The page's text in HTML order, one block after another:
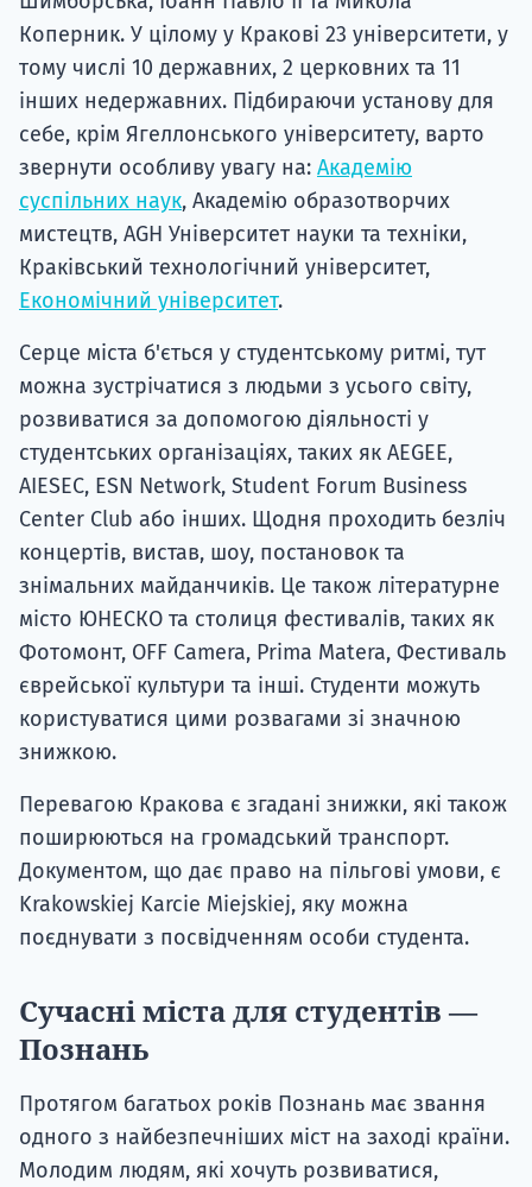
Коперник. У цілому у Кракові 23 університети, у
тому числі 10 державних, 2 церковних та 11
інших недержавних. Підбираючи установу для
себе, крім Ягеллонського університету, варто
звернути особливу увагу на: Академію
суспільних наук, Академію образотворчих
мистецтв, AGH Університет науки та техніки,
Краківський технологічний університет,
Економічний університет.
Серце міста б'ється у студентському ритмі, тут
можна зустрічатися з людьми з усього світу,
розвиватися за допомогою діяльності у
студентських організаціях, таких як AEGEE,
AIESEC, ESN Network, Student Forum Business
Center Club або інших. Щодня проходить безліч
концертів, вистав, шоу, постановок та
знімальних майданчиків. Це також літературне
місто ЮНЕСКО та столиця фестивалів, таких як
Фотомонт, OFF Camera, Prima Matera, Фестиваль
єврейської культури та інші. Студенти можуть
користуватися цими розвагами зі значною
знижкою.
Перевагою Кракова є згадані знижки, які також
поширюються на громадський транспорт.
Документом, що дає право на пільгові умови, є
Krakowskiej Karcie Miejskiej, яку можна
поєднувати з посвідченням особи студента.
Сучасні міста для студентів —
Познань
Протягом багатьох років Познань має звання
одного з найбезпечніших міст на заході країни.
Молодим людям, які хочуть розвиватися,